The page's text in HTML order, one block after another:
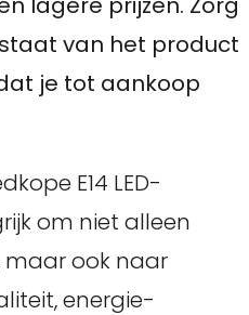
van het product
je tot aankoop
E14 LED-
om niet alleen
maar ook naar
energie-